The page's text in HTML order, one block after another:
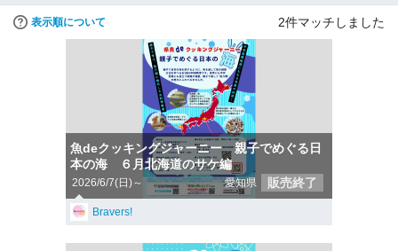
表示順について 2件マッチしました
魚deクッキングジャーニー 親子でめぐる日
本の海 ６月北海道のサケ編
2026/6/7(日)～ 愛知県 販売終了
Bravers!